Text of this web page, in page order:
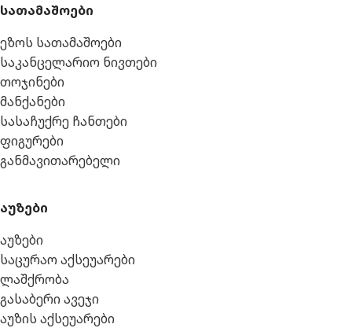
სათამაშოები
ეზოს სათამაშოები
საკანცელარიო ნივთები
თოჯინები
მანქანები
სასაჩუქრე ჩანთები
ფიგურები
განმავითარებელი
აუზები
აუზები
საცურაო აქსეუარები
ლაშქრობა
გასაბერი ავეჯი
აუზის აქსეუარები